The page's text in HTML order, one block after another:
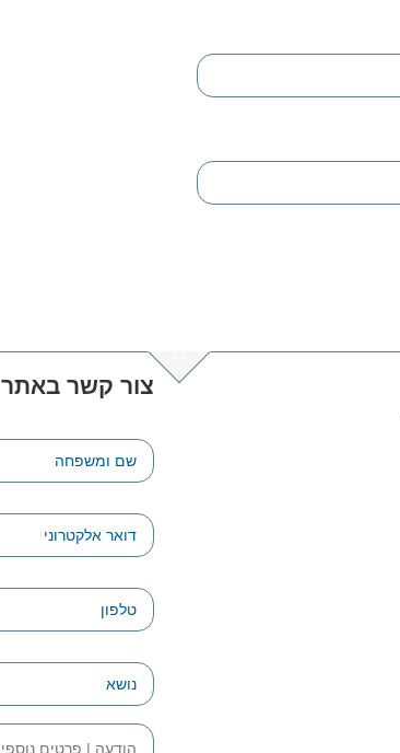
צור קשר באתר
שם
ומשפחה *
דואר
אלקטרוני
טלפון *
נושא *
הודעה